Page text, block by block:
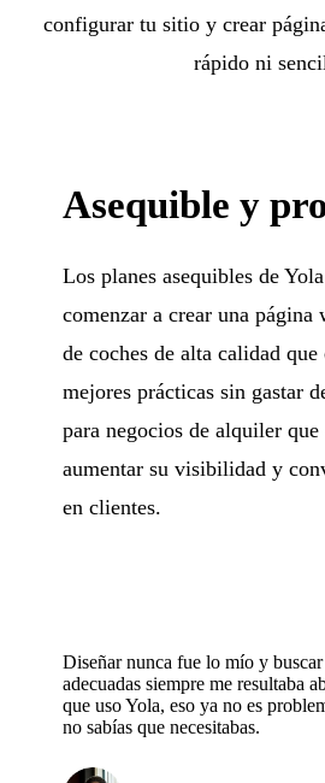
configurar tu sitio y crear
rápido ni
Asequible y
Los planes asequibles de
comenzar a crear una página
de coches de alta calidad
mejores prácticas sin gastar
para negocios de alquiler que
aumentar su visibilidad y
en clientes.
Diseñar nunca fue lo mío y buscar
adecuadas siempre me resultaba
que uso Yola, eso ya no es
no sabías que necesitabas.